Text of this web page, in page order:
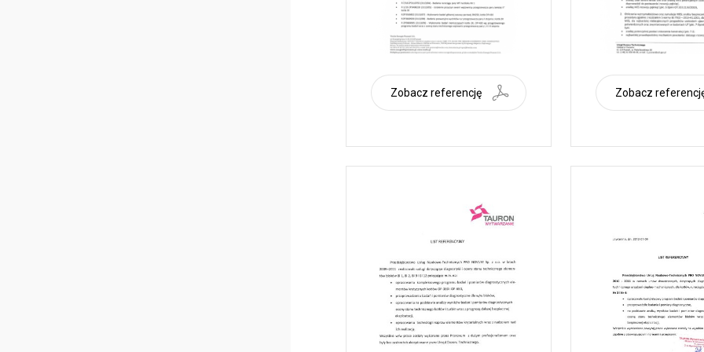
Zobacz referencję Zobacz